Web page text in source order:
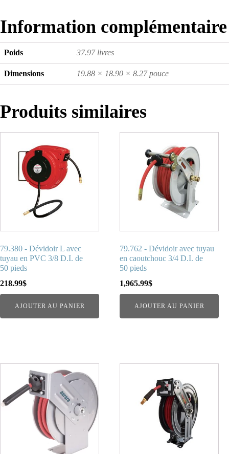
Information complémentaire
Poids 37.97 livres
Dimensions 19.88 × 18.90 × 8.27 pouce
Produits similaires
79.380 - Dévidoir L avec
tuyau en PVC 3/8 D.I. de
50 pieds
218.99$
AJOUTER AU PANIER
79.762 - Dévidoir avec tuyau
en caoutchouc 3/4 D.I. de
50 pieds
1,965.99$
AJOUTER AU PANIER